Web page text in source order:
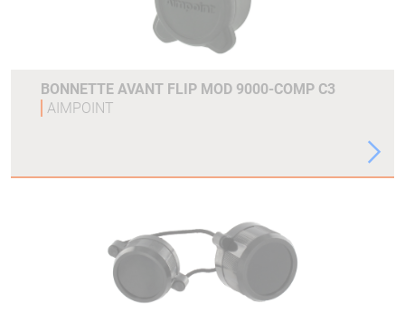
BONNETTE AVANT FLIP MOD 9000-COMP C3
AIMPOINT